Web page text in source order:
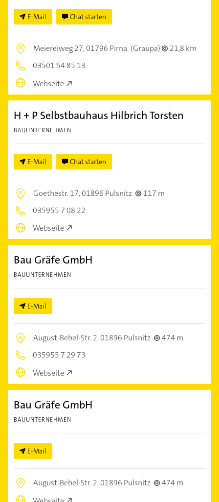
E-Mail Chat starten
Meiereiweg 27,01796 Pirna (Graupa)
21,8 km
03501 54 85 13
Webseite
H + P Selbstbauhaus Hilbrich Torsten
BAUUNTERNEHMEN
E-Mail Chat starten
Goethestr. 17,01896 Pulsnitz
117 m
035955 7 08 22
Webseite
Bau Gräfe GmbH
BAUUNTERNEHMEN
E-Mail
August-Bebel-Str. 2,01896 Pulsnitz
474 m
035955 7 29 73
Webseite
Bau Gräfe GmbH
BAUUNTERNEHMEN
E-Mail
August-Bebel-Str. 2,01896 Pulsnitz
474 m